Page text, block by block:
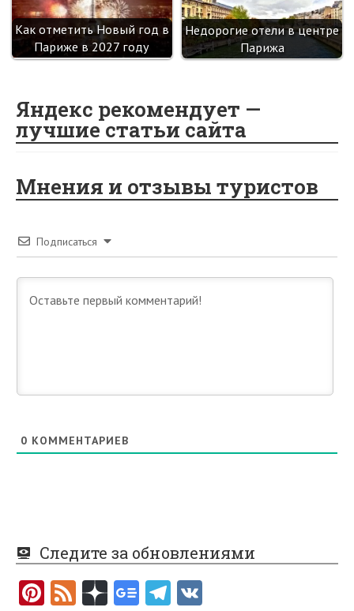
Как отметить Новый год в
Париже в 2027 году
Недорогие отели в центре
Парижа
Яндекс рекомендует —
лучшие статьи сайта
Мнения и отзывы туристов
Подписаться
0 КОММЕНТАРИЕВ
Следите за обновлениями
Pi F